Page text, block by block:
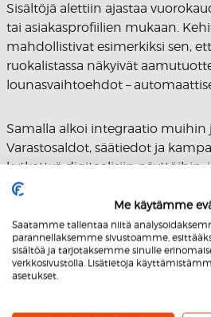
Sisältöjä alettiin ajastaa
tai asiakasprofiilien mukaan.
mahdollistivat esimerkiksi sen,
ruokalistassa näkyivät
lounasvaihtoehdot –
Samalla alkoi integraatio muihin
Varastosaldot, säätiedot ja
kytkettyä digitaalisiin näyttöihin,
tarpeen mukaan. Myös
kosketusnäyttöjen ja
Lue myös:Tehokkaampaa
signagen avulla
Me käytämme
Saatamme tallentaa niitä
parannellaksemme sivustoamme,
sisältöä ja tarjotaksemme sinulle
verkkosivustolla. Lisätietoja
asetukset.